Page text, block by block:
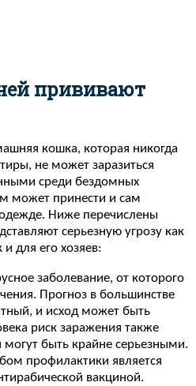
прививают
кошка, которая никогда
не может заразиться
среди бездомных
может принести и сам
Ниже перечислены
серьезную угрозу как
для его хозяев:
заболевание, от которого
Прогноз в большинстве
и исход может быть
риск заражения также
могут быть крайне серьезными.
профилактики является
вакциной.